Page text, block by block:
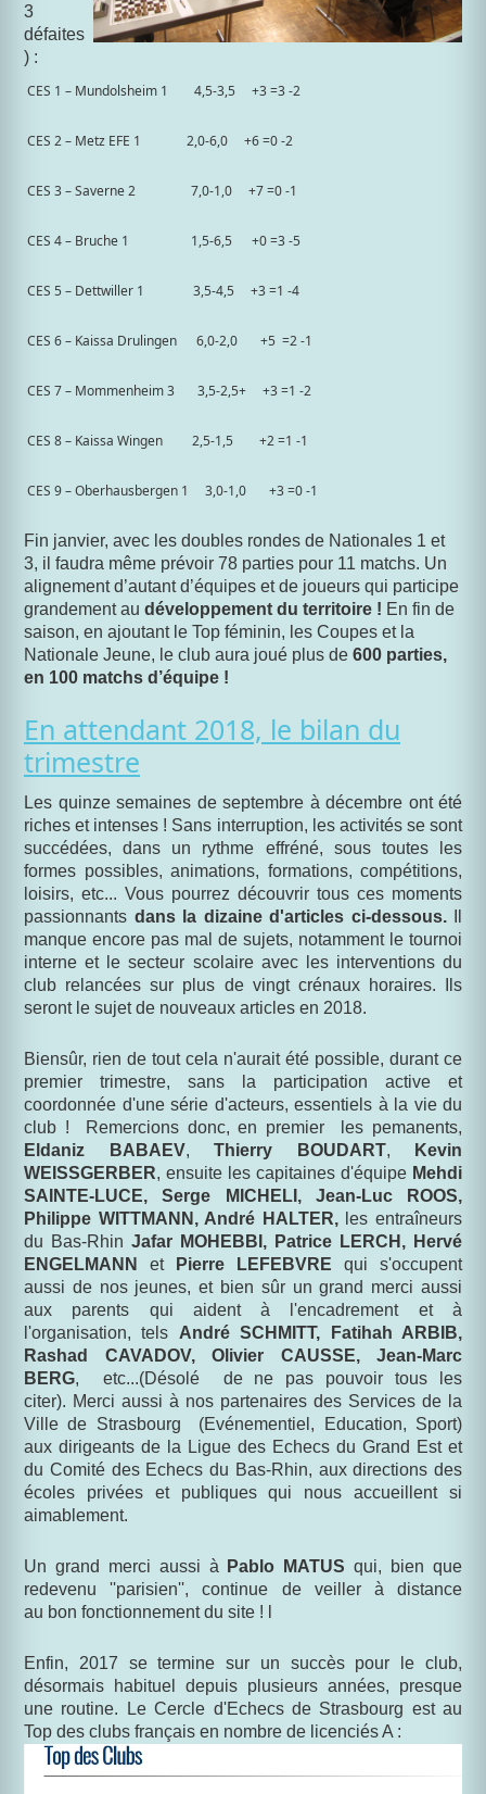
3
défaites
) :
CES 1 – Mundolsheim 1
4,5-3,5 +3 =3 -2
CES 2 – Metz EFE 1 2,0-6,0 +6 =0 -2
CES 3 – Saverne 2 7,0-1,0 +7 =0 -1
CES 4 – Bruche 1 1,5-6,5 +0 =3 -5
CES 5 – Dettwiller 1 3,5-4,5 +3 =1 -4
CES 6 – Kaissa Drulingen 6,0-2,0 +5 =2 -1
CES 7 – Mommenheim 3 3,5-2,5+ +3 =1 -2
CES 8 – Kaissa Wingen 2,5-1,5 +2 =1 -1
CES 9 – Oberhausbergen 1 3,0-1,0 +3 =0 -1
Fin janvier, avec les doubles rondes de Nationales 1 et
3, il faudra même prévoir 78 parties pour 11 matchs. Un
alignement d’autant d’équipes et de joueurs qui participe
grandement au développement du territoire ! En fin de
saison, en ajoutant le Top féminin, les Coupes et la
Nationale Jeune, le club aura joué plus de 600 parties,
en 100 matchs d’équipe !
En attendant 2018, le bilan du
trimestre
Les quinze semaines de septembre à décembre ont été
riches et intenses ! Sans interruption, les activités se sont
succédées, dans un rythme effréné, sous toutes les
formes possibles, animations, formations, compétitions,
loisirs, etc... Vous pourrez découvrir tous ces moments
passionnants dans la dizaine d'articles ci-dessous.Il
manque encore pas mal de sujets, notamment le tournoi
interne et le secteur scolaire avec les interventions du
club relancées sur plus de vingt crénaux horaires. Ils
seront le sujet de nouveaux articles en 2018.
Biensûr, rien de tout cela n'aurait été possible, durant ce
premier trimestre, sans la participation active et
coordonnée d'une série d'acteurs, essentiels à la vie du
club ! Remercions donc, en premier les pemanents,
Eldaniz BABAEV, Thierry BOUDART,
Kevin
WEISSGERBER, ensuite les capitaines d'équipe Mehdi
SAINTE-LUCE, Serge MICHELI, Jean-Luc ROOS,
Philippe WITTMANN, André HALTER,les entraîneurs
du Bas-Rhin Jafar MOHEBBI, Patrice LERCH, Hervé
ENGELMANN
etPierre LEFEBVRE qui s'occupent
aussi de nos jeunes, et bien sûr un grand merci aussi
aux parents qui aident à l'encadrement et à
l'organisation, tels André SCHMITT, Fatihah ARBIB,
Rashad CAVADOV, Olivier CAUSSE, Jean-Marc
BERG, etc...(Désolé de ne pas pouvoir tous les
citer). Merci aussi à nos partenaires des Services de la
Ville de Strasbourg (Evénementiel, Education, Sport)
aux dirigeants de la Ligue des Echecs du Grand Est et
du Comité des Echecs du Bas-Rhin, aux directions des
écoles privées et publiques qui nous accueillent si
aimablement.
Un grand merci aussi à Pablo MATUS qui, bien que
redevenu ''parisien'', continue de veiller à distance
au bon fonctionnement du site ! l
Enfin, 2017 se termine sur un succès pour le club,
désormais habituel depuis plusieurs années, presque
une routine. Le Cercle d'Echecs de Strasbourg est au
Top des clubs français en nombre de licenciés A :